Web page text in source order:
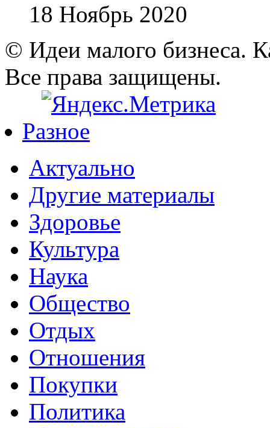
18 Ноябрь 2020
© Идеи малого бизнеса.
Все права защищены.
Разное
Актуально
Другие материалы
Здоровье
Культура
Наука
Общество
Отдых
Отношения
Покупки
Политика